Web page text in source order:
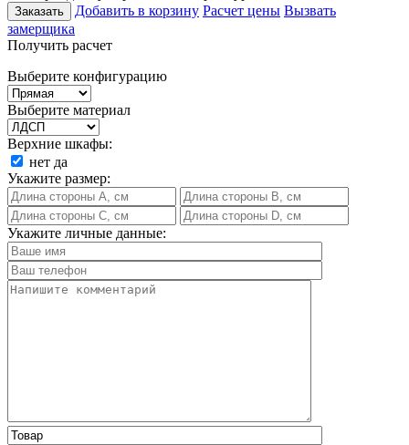
Заказать Добавить в корзину Расчет цены Вызвать
замерщика
Получить расчет
Выберите конфигурацию
Выберите материал
Верхние шкафы:
нет да
Укажите размер:
Укажите личные данные: